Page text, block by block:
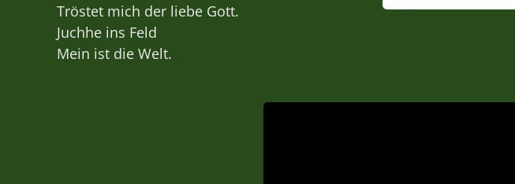
Tröstet mich der liebe Gott.
Juchhe ins Feld
Mein ist die Welt.